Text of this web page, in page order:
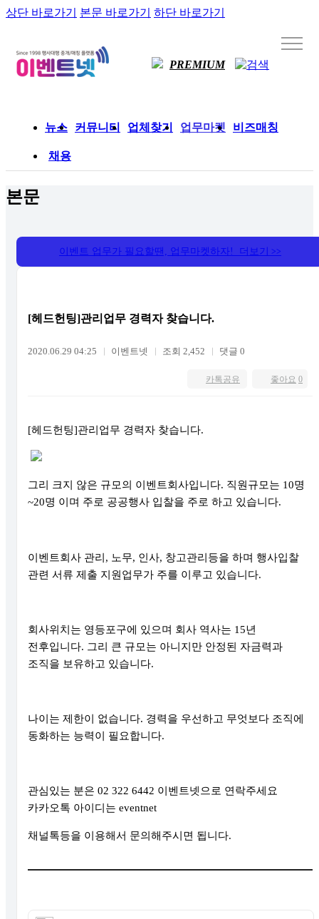
상단 바로가기 본문 바로가기 하단 바로가기
PREMIUM
뉴스 커뮤니티 업체찾기 업무마켓 비즈매칭
채용
본문
이벤트 업무가 필요할땐, 업무마켓하자! 더보기 >>
[헤드헌팅]관리업무 경력자 찾습니다.
2020.06.29 04:25 이벤트넷 조회 2,452 댓글 0
좋아요 0
카톡공유
[헤드헌팅]관리업무 경력자 찾습니다.
그리 크지 않은 규모의 이벤트회사입니다. 직원규모는 10명
~20명 이며 주로 공공행사 입찰을 주로 하고 있습니다.
이벤트회사 관리, 노무, 인사, 창고관리등을 하며 행사입찰
관련 서류 제출 지원업무가 주를 이루고 있습니다.
회사위치는 영등포구에 있으며 회사 역사는 15년
전후입니다. 그리 큰 규모는 아니지만 안정된 자금력과
조직을 보유하고 있습니다.
나이는 제한이 없습니다. 경력을 우선하고 무엇보다 조직에
동화하는 능력이 필요합니다.
관심있는 분은 02 322 6442 이벤트넷으로 연락주세요
카카오톡 아이디는 eventnet
채널톡등을 이용해서 문의해주시면 됩니다.